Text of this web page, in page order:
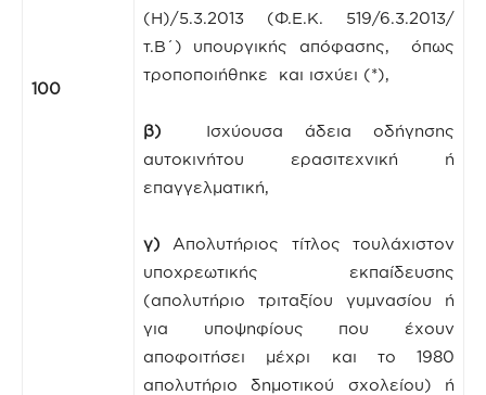
100
(Η)/5.3.2013 (Φ.Ε.Κ. 519/6.3.2013/
τ.Β΄) υπουργικής απόφασης, όπως
τροποποιήθηκε και ισχύει (*),
β) Ισχύουσα άδεια οδήγησης
αυτοκινήτου ερασιτεχνική ή
επαγγελματική,
γ) Απολυτήριος τίτλος τουλάχιστον
υποχρεωτικής εκπαίδευσης
(απολυτήριο τριταξίου γυμνασίου ή
για υποψηφίους που έχουν
αποφοιτήσει μέχρι και το 1980
απολυτήριο δημοτικού σχολείου) ή